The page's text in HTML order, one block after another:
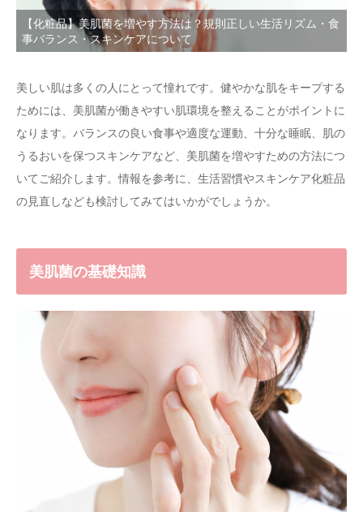
【化粧品】美肌菌を増やす方法は？規則正しい生活リズム・食
事バランス・スキンケアについて
美しい肌は多くの人にとって憧れです。健やかな肌をキープする
ためには、美肌菌が働きやすい肌環境を整えることがポイントに
なります。バランスの良い食事や適度な運動、十分な睡眠、肌の
うるおいを保つスキンケアなど、美肌菌を増やすための方法につ
いてご紹介します。情報を参考に、生活習慣やスキンケア化粧品
の見直しなども検討してみてはいかがでしょうか。
美肌菌の基礎知識